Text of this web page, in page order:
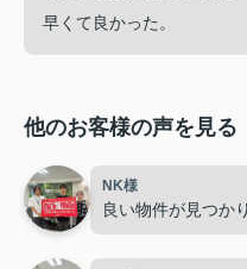
早くて良かった。
他のお客様の声を見る
NK様
良い物件が見つか